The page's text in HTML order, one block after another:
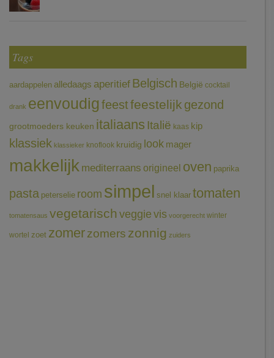
Tags
aardappelen alledaags aperitief Belgisch België cocktail
drank eenvoudigfeestfeestelijk gezond
grootmoeders keuken italiaans Italië kaas kip
klassiek klassieker knoflook kruidig look mager
makkelijk mediterraans origineel oven paprika
pasta peterselie room simpel snel klaar tomaten
tomatensaus vegetarischveggie vis voorgerecht winter
wortel zoet zomerzomers zonnig zuiders